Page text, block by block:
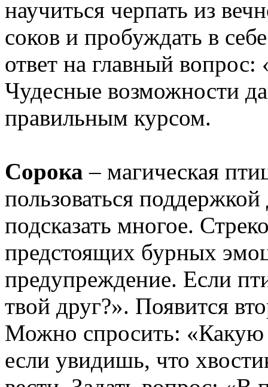
научиться черпать из
соков и пробуждать в
ответ на главный
Чудесные возможности
правильным курсом.
Сорока – магическая
пользоваться
подсказать многое.
предстоящих бурных
предупреждение. Если
твой друг?». Появится
Можно спросить: «Какую
если увидишь, что